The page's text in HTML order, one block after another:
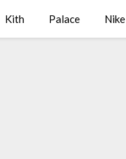
Kith Palace Nike